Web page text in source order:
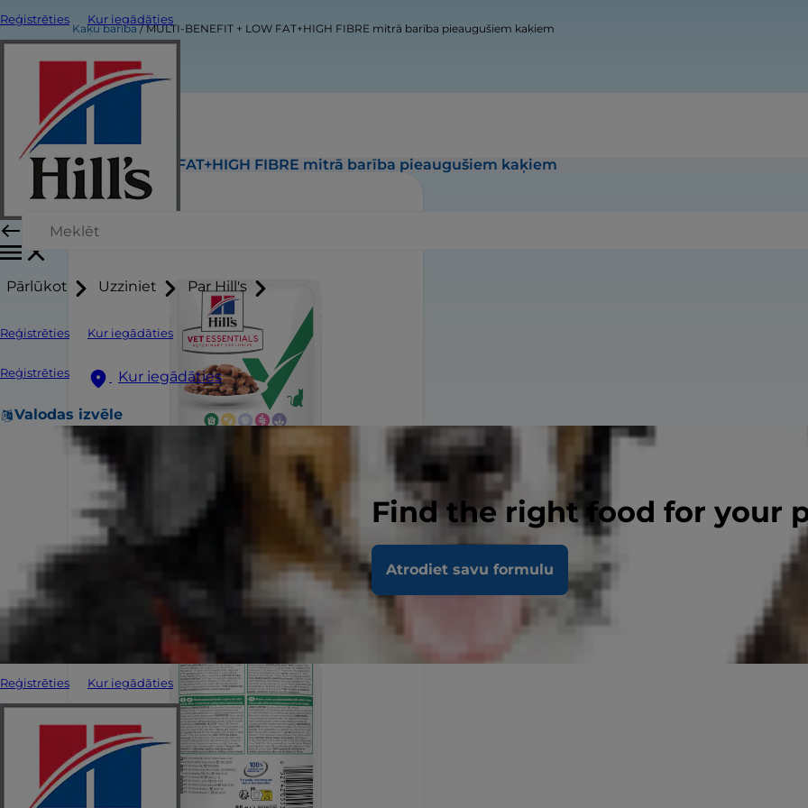
Reģistrēties Kur iegādāties
Pārlūkot Uzziniet Par Hill's
Reģistrēties Kur iegādāties
Reģistrēties Kur iegādāties
Valodas izvēle
Find the right food for your
Atrodiet savu formulu
Reģistrēties Kur iegādāties
Kaķu barība MULTI-BENEFIT + LOW FAT+HIGH FIBRE mitrā barība pieaugušiem kaķiem
MULTI-BENEFIT + LOW FAT+HIGH FIBRE mitrā barība pieaugušiem kaķiem